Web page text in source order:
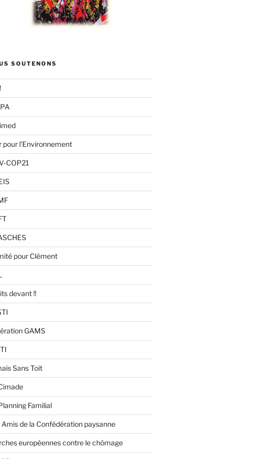
SOUTENONS
pour l’Environnement
COP21
pour Clément
devant !!
GAMS
Sans Toit
Familial
Amis de la Confédération paysanne
européennes contre le chômage